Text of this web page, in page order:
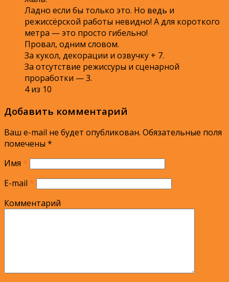
Ладно если бы только это. Но ведь и
режиссёрской работы невидно! А для короткого
метра — это просто гибельно!
Провал, одним словом.
За кукол, декорации и озвучку + 7.
За отсутствие режиссуры и сценарной
проработки — 3.
4 из 10
Добавить комментарий
Ваш e-mail не будет опубликован. Обязательные поля
помечены *
Имя *
E-mail *
Комментарий